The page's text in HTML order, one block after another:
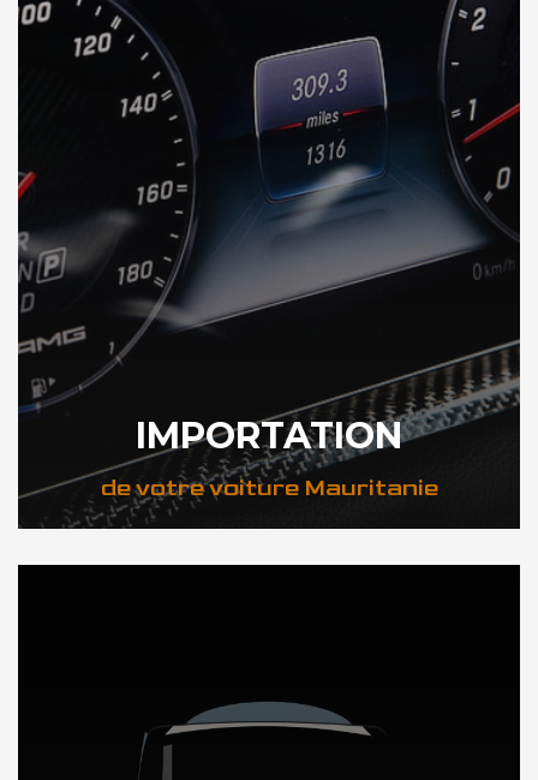
IMPORTATION
de votre voiture Mauritanie
DÉCOUVREZ NOTRE IMPORTATION AUTO en Mauritanie